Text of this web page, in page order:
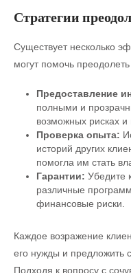
Стратегии
Существует несколько
могут помочь
Предоставление
полными и
возможных рисках и
Проверка опыта:
историй других
помогла им стать
Гарантии: Убедите
различные
финансовые риски.
Каждое возражение
его нужды и предложить
Подходя к вопросу с